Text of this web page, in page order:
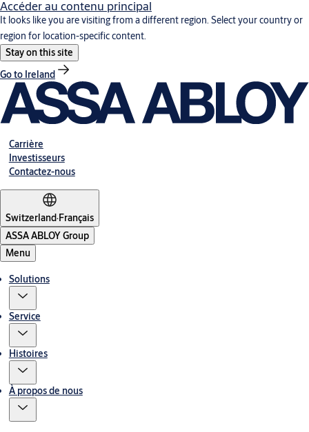
Accéder au contenu principal
It looks like you are visiting from a different region. Select your country or
region for location-specific content.
Stay on this site
Go to Ireland
Carrière
Investisseurs
Contactez-nous
Switzerland·Français
ASSA ABLOY Group
Menu
Solutions
Service
Histoires
À propos de nous